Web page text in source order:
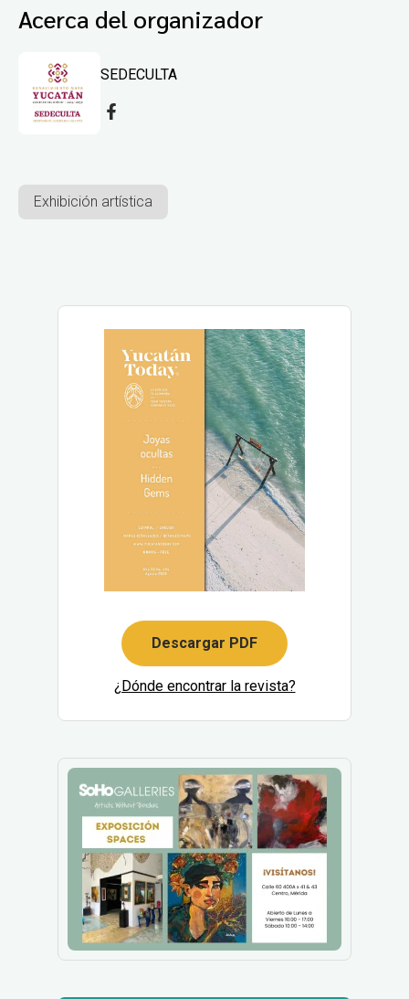
Acerca del organizador
SEDECULTA
Exhibición artística
Descargar PDF
¿Dónde encontrar la revista?